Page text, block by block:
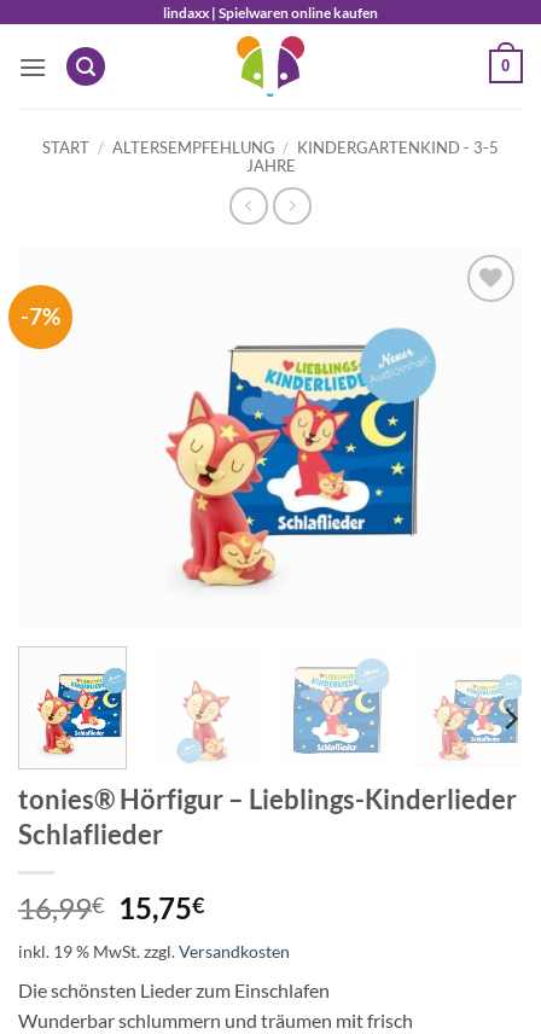
springen
lindaxx | Spielwaren online kaufen
0
START / ALTERSEMPFEHLUNG / KINDERGARTENKIND - 3-5
JAHRE
-7%
Wunschliste
tonies® Hörfigur – Lieblings-Kinderlieder
Schlaflieder
16,99€
Ursprünglicher
Preis
war:
16,99€
15,75€Aktueller
ist:
15,75€.
inkl. 19 % MwSt.zzgl.Versandkosten
Die schönsten Lieder zum Einschlafen
Wunderbar schlummern und träumen mit frisch